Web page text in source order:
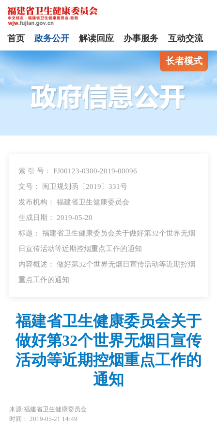
首页 政务公开 解读回应 办事服务 互动交流
长者模式
索 引 号： FJ00123-0300-2019-00096
文号： 闽卫规划函〔2019〕331号
发布机构： 福建省卫生健康委员会
生成日期： 2019-05-20
标题： 福建省卫生健康委员会关于做好第32个世界无烟
日宣传活动等近期控烟重点工作的通知
内容概述： 做好第32个世界无烟日宣传活动等近期控烟
重点工作的通知
福建省卫生健康委员会关于
做好第32个世界无烟日宣传
活动等近期控烟重点工作的
通知
来源:福建省卫生健康委员会
时间： 2019-05-21 14:49